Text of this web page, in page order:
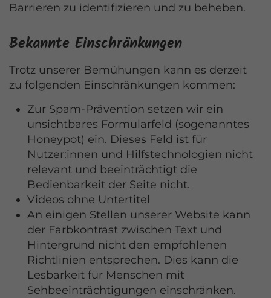
Barrieren zu identifizieren und zu beheben.
Bekannte Einschränkungen
Trotz unserer Bemühungen kann es derzeit
zu folgenden Einschränkungen kommen:
Zur Spam-Prävention setzen wir ein
unsichtbares Formularfeld (sogenanntes
Honeypot) ein. Dieses Feld ist für
Nutzer:innen und Hilfstechnologien nicht
relevant und beeinträchtigt die
Bedienbarkeit der Seite nicht.
Videos ohne Untertitel
An einigen Stellen unserer Website kann
der Farbkontrast zwischen Text und
Hintergrund nicht den empfohlenen
Richtlinien entsprechen. Dies kann die
Lesbarkeit für Menschen mit
Sehbeeinträchtigungen einschränken.